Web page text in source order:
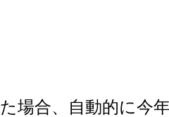
場合、自動的に今